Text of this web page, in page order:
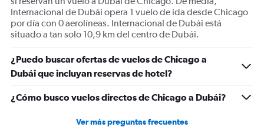
of
flights.
Range:
0
7.5.
Internacional de Dubái opera 1 vuelo de ida desde Chicago
por día con 0 aerolíneas. Internacional de Dubái está
situado a tan solo 10,9 km del centro de Dubái.
¿Puedo buscar ofertas de vuelos de Chicago a
Dubái que incluyan reservas de hotel?
¿Cómo busco vuelos directos de Chicago a Dubái?
Ver más preguntas frecuentes